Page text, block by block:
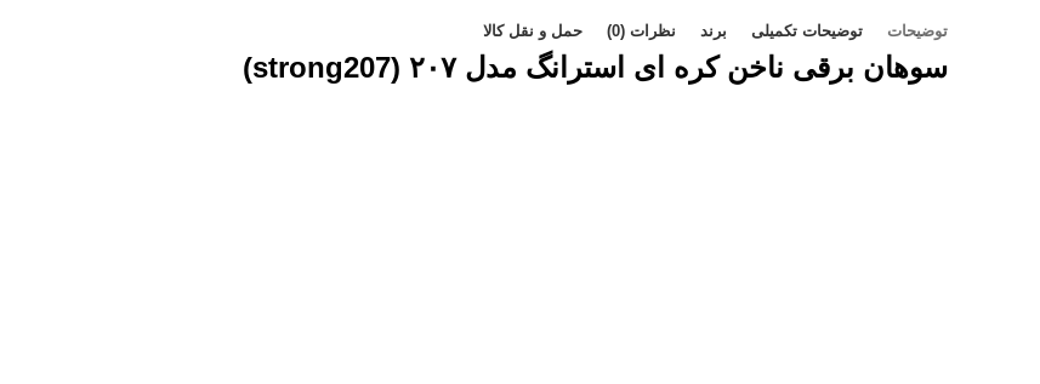
توضیحات توضیحات تکمیلی برند نظرات (0) حمل و نقل کالا
سوهان برقی ناخن کره ای استرانگ مدل ۲۰۷ (strong207)